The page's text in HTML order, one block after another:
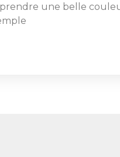
une belle